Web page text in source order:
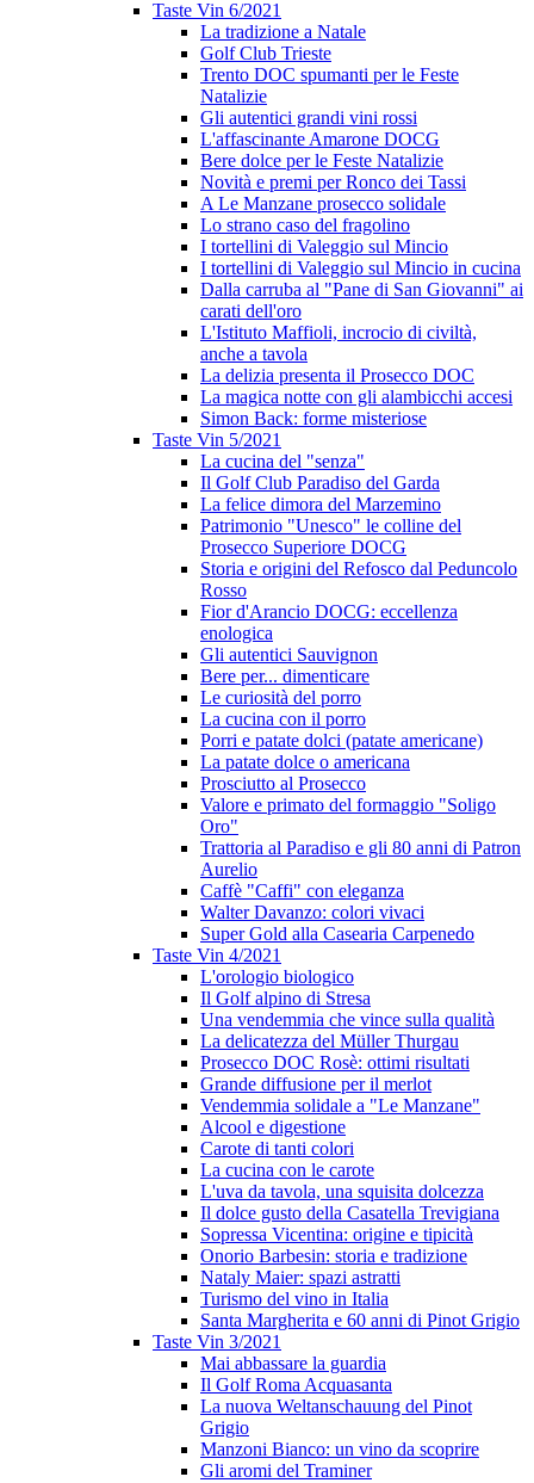
Taste Vin 6/2021
La tradizione a Natale
Golf Club Trieste
Trento DOC spumanti per le Feste
Natalizie
Gli autentici grandi vini rossi
L'affascinante Amarone DOCG
Bere dolce per le Feste Natalizie
Novità e premi per Ronco dei Tassi
A Le Manzane prosecco solidale
Lo strano caso del fragolino
I tortellini di Valeggio sul Mincio
I tortellini di Valeggio sul Mincio in cucina
Dalla carruba al "Pane di San Giovanni" ai
carati dell'oro
L'Istituto Maffioli, incrocio di civiltà,
anche a tavola
La delizia presenta il Prosecco DOC
La magica notte con gli alambicchi accesi
Simon Back: forme misteriose
Taste Vin 5/2021
La cucina del "senza"
Il Golf Club Paradiso del Garda
La felice dimora del Marzemino
Patrimonio "Unesco" le colline del
Prosecco Superiore DOCG
Storia e origini del Refosco dal Peduncolo
Rosso
Fior d'Arancio DOCG: eccellenza
enologica
Gli autentici Sauvignon
Bere per... dimenticare
Le curiosità del porro
La cucina con il porro
Porri e patate dolci (patate americane)
La patate dolce o americana
Prosciutto al Prosecco
Valore e primato del formaggio "Soligo
Oro"
Trattoria al Paradiso e gli 80 anni di Patron
Aurelio
Caffè "Caffi" con eleganza
Walter Davanzo: colori vivaci
Super Gold alla Casearia Carpenedo
Taste Vin 4/2021
L'orologio biologico
Il Golf alpino di Stresa
Una vendemmia che vince sulla qualità
La delicatezza del Müller Thurgau
Prosecco DOC Rosè: ottimi risultati
Grande diffusione per il merlot
Vendemmia solidale a "Le Manzane"
Alcool e digestione
Carote di tanti colori
La cucina con le carote
L'uva da tavola, una squisita dolcezza
Il dolce gusto della Casatella Trevigiana
Sopressa Vicentina: origine e tipicità
Onorio Barbesin: storia e tradizione
Nataly Maier: spazi astratti
Turismo del vino in Italia
Santa Margherita e 60 anni di Pinot Grigio
Taste Vin 3/2021
Mai abbassare la guardia
Il Golf Roma Acquasanta
La nuova Weltanschauung del Pinot
Grigio
Manzoni Bianco: un vino da scoprire
Gli aromi del Traminer